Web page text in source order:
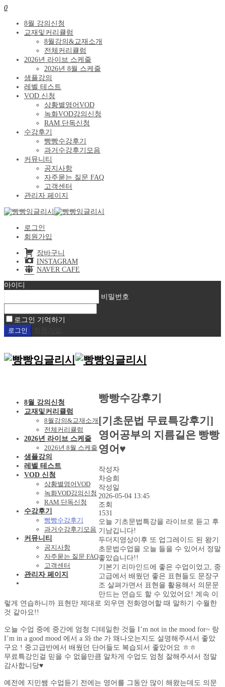
0
8월 강의신청
교재및커리큘럼
8월강의&교재소개
전체커리큘럼
2026년 라이브 스케줄
2026년 8월 스케줄
샘플강의
레벨 테스트
VOD 신청
상황별영어VOD
녹화VOD강의신청
RAM 단독신청
수강후기
빵빵수강후기
과거수강후기모음
커뮤니티
공지사항
자주묻는 질문 FAQ
고객센터
관리자 페이지
로그인
회원가입
장바구니
INSTAGRAM
NAVER CAFE
아이디
비밀번호
로그인 기억하기
8월 강의신청
교재및커리큘럼
8월강의&교재소개
전체커리큘럼
2026년 라이브 스케줄
2026년 8월 스케줄
샘플강의
레벨 테스트
VOD 신청
상황별영어VOD
녹화VOD강의신청
RAM 단독신청
수강후기
빵빵수강후기
과거수강후기모음
커뮤니티
공지사항
자주묻는 질문 FAQ
고객센터
관리자 페이지
빵빵수강후기
[기초문법 무료특강후기]
영어공부의 지름길은 빵빵
영어♥️
작성자
차승희
작성일
2026-05-04 13:45
조회
1531
오늘 기초문법특강을 라이브로 듣고 후
기남깁니다!
두더지영상이후 또 업그레이드 된 왕기
초문법수업을 오늘 들을 수 있어서 정말
좋았습니다!!
기본기 리마인드에 좋은 수업이었고, 중
고급에서 배웠던 좋은 표현들도 문장구
조 살펴가면서 표현을 활용해서 의문문
만드는 연습도 할 수 있었어요! 계속 이
렇게 연습하니까 표현만 제대로 외우면 전화영어할 때 말하기 수월한
것 같아요!!
오늘 수업 중에 중간에 엄청 디테일한 것들 I’m not in the mood for~ 랑
I’m in a good mood 에서 a 와 the 가 왜나오는지도 설명해주셔서 좋았
구요 ! 중고급반에서 배웠던 단어들도 복습되서 좋았어요 ㅎㅎ
무료특강인걸 믿을 수 없을만큼 알차게 수업도 엄청 잘해주셔서 정말
감사합니당♥️
예전에 지민쌤 수업듣기 전에는 영어를 그동안 많이 해왔는데도 의문